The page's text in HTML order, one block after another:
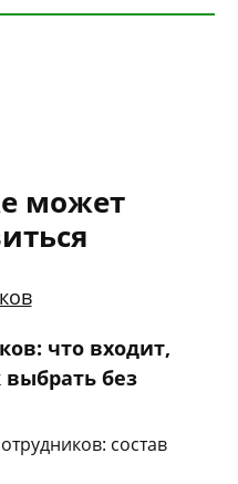
может
что входит,
выбрать без
состав